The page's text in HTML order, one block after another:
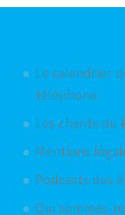
Le calendrier
téléphone
Les chants du
Mentions
Podcasts des
Qui sommes-